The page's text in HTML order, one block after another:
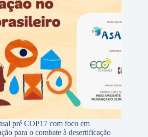
pré COP17 com foco em
para o combate à desertificação